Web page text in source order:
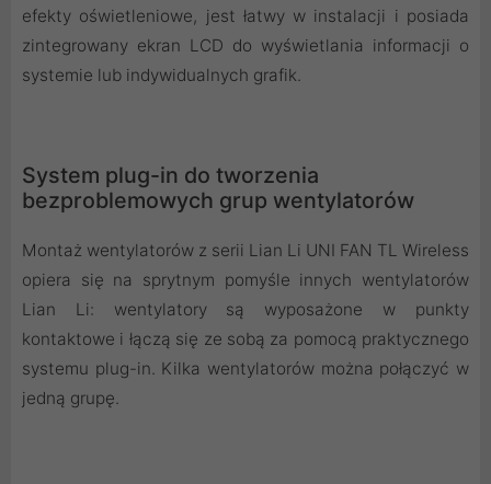
efekty oświetleniowe, jest łatwy w instalacji i posiada
zintegrowany ekran LCD do wyświetlania informacji o
systemie lub indywidualnych grafik.
System plug-in do tworzenia
bezproblemowych grup wentylatorów
Montaż wentylatorów z serii Lian Li UNI FAN TL Wireless
opiera się na sprytnym pomyśle innych wentylatorów
Lian Li: wentylatory są wyposażone w punkty
kontaktowe i łączą się ze sobą za pomocą praktycznego
systemu plug-in. Kilka wentylatorów można połączyć w
jedną grupę.